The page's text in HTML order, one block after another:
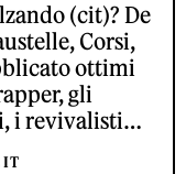
(cit)? De
Corsi,
ottimi
gli
i revivalisti…
IT